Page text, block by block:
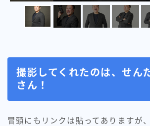
撮影してくれたのは、せん
さん！
冒頭にもリンクは貼ってありますが